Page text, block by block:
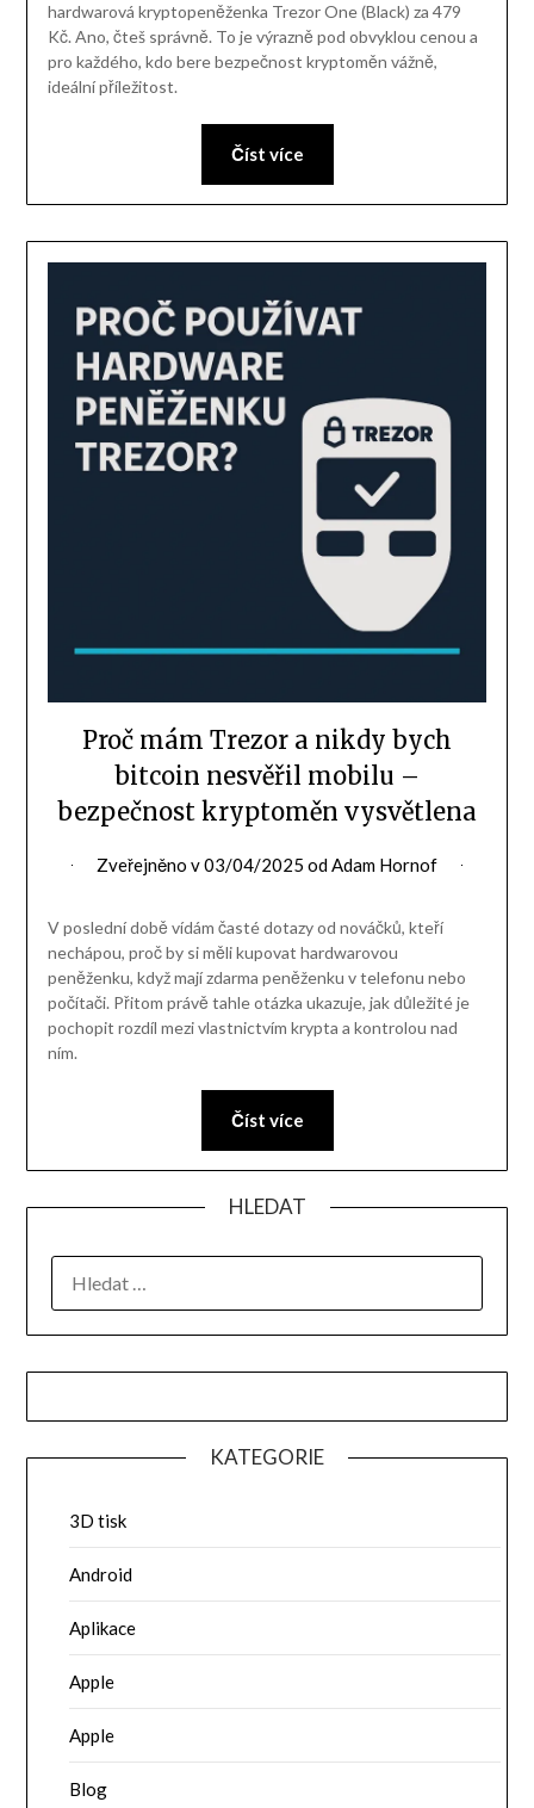
hardwarová kryptopeněženka Trezor One (Black) za 479
Kč. Ano, čteš správně. To je výrazně pod obvyklou cenou a
pro každého, kdo bere bezpečnost kryptoměn vážně,
ideální příležitost.
Číst více
Proč mám Trezor a nikdy bych
bitcoin nesvěřil mobilu –
bezpečnost kryptoměn vysvětlena
Zveřejněno v03/04/2025 od Adam Hornof
V poslední době vídám časté dotazy od nováčků, kteří
nechápou, proč by si měli kupovat hardwarovou
peněženku, když mají zdarma peněženku v telefonu nebo
počítači. Přitom právě tahle otázka ukazuje, jak důležité je
pochopit rozdíl mezi vlastnictvím krypta a kontrolou nad
ním.
Číst více
HLEDAT
KATEGORIE
3D tisk
Android
Aplikace
Apple
Apple
Blog